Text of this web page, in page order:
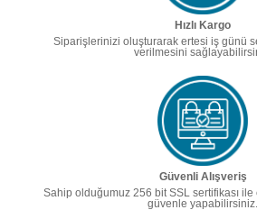
Hızlı Kargo
Siparişlerinizi oluşturarak ertesi iş günü
verilmesini
Güvenli Alışveriş
Sahip olduğumuz 256 bit SSL sertifikası
güvenle yapabilirsiniz.